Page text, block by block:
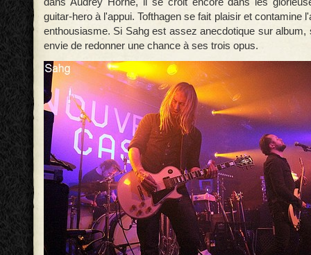
guitar-hero à l'appui. Tofthagen se fait plaisir et contamine
enthousiasme. Si Sahg est assez anecdotique sur album,
envie de redonner une chance à ses trois opus.